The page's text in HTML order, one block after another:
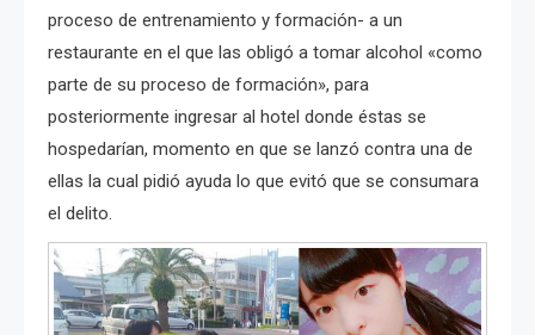
proceso de entrenamiento y formación- a un
restaurante en el que las obligó a tomar alcohol «como
parte de su proceso de formación», para
posteriormente ingresar al hotel donde éstas se
hospedarían, momento en que se lanzó contra una de
ellas la cual pidió ayuda lo que evitó que se consumara
el delito.